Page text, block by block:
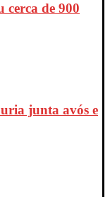
cerca de 900
junta avós e